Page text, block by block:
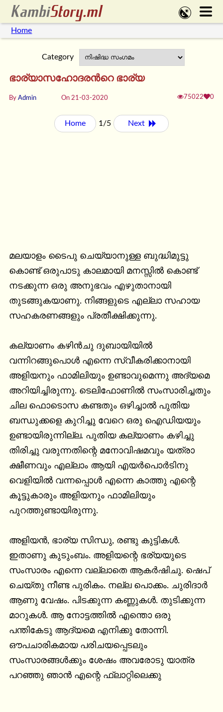
Home
Category
ഭാര്യാസഹോദരന്‍റെ ഭാര്യ
By Admin On 21-03-2020 75022 0
Home 1/5 Next
മലയാളം ടൈപു ചെയ്യാനുള്ള ബുദ്ധിമുട്ടു
കൊണ്ട് ഒരുപാടു കാലമായി മനസ്സിൽ കൊണ്ട്
നടക്കുന്ന ഒരു അനുഭവം എഴുതാനായി
തുടങ്ങുകയാണു. നിങ്ങളുടെ എല്ലാ സഹായ
സഹകരണങ്ങളും പ്രതീക്ഷിക്കുന്നു.
കല്യാണം കഴിൻചു ദുബായിയിൽ
വന്നിറങ്ങുപൊൾ എന്നെ സ്വീകരിക്കാനായി
അളിയനും ഫാമിലിയും ഉണ്ടാവുമെന്നു അദ്യമെ
അറിയിച്ചിരുന്നു. ടെലിഫോണിൽ സംസാരിച്ചതും
ചില ഫൊടൊസ കണ്ടതും ഒഴിച്ചാൽ പുതിയ
ബന്ധുക്കളെ കുറിച്ചു വേറെ ഒരു ഐഡിയയും
ഉണ്ടായിരുന്നില്ല. പുതിയ കല്യാണം കഴിച്ചു
തിരിച്ചു വരുന്നതിന്റെ മനോവിഷമവും യത്രാ
ക്ഷീണവും എല്ലാം ആയി എയർപൊർടിനു
വെളിയിൽ വന്നപ്പൊൾ എന്നെ കാത്തു എന്റെ
കൂട്ടുകാരും അളിയനും ഫാമിലിയും
പുറത്തുണ്ടായിരുന്നു.
അളിയൻ, ഭാര്യ സിന്ധു, രണ്ടു കുട്ടികൾ.
ഇതാണു കുടുംബം. അളിയന്റെ ഭര്യയുടെ
സംസാരം എന്നെ വല്ലാതെ ആകർഷിചു. ഷെപ്
ചെയ്തു നീണ്ട പുരികം. നല്ല പൊക്കം. ചുരിദാർ
ആണു വേഷം. പിടക്കുന്ന കണ്ണുകൾ. തുടിക്കുന്ന
മാറുകൾ. ആ നോട്ടത്തിൽ എന്തൊ ഒരു
പന്തികേടു ആദ്യമെ എനിക്കു തോന്നി.
ഔപചാരികമായ പരിചയപ്പെടലും
സംസാരങ്ങൾക്കും ശേഷം അവരോടു യാത്ര
പറഞ്ഞു ഞാൻ എന്റെ ഫ്ലാറ്റിലെക്കു